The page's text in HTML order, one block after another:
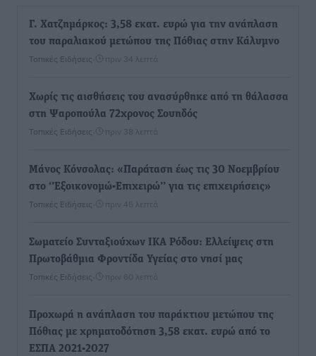
Γ. Χατζημάρκος: 3,58 εκατ. ευρώ για την ανάπλαση
του παραλιακού μετώπου της Πόθιας στην Κάλυμνο
Τοπικές Ειδήσεις πριν 34 λεπτά
Χωρίς τις αισθήσεις του ανασύρθηκε από τη θάλασσα
στη Ψαροπούλα 72χρονος Σουηδός
Τοπικές Ειδήσεις πριν 38 λεπτά
Μάνος Κόνσολας: «Παράταση έως τις 30 Νοεμβρίου
στο ‘’Εξοικονομώ-Επιχειρώ’’ για τις επιχειρήσεις»
Τοπικές Ειδήσεις πριν 45 λεπτά
Σωματείο Συνταξιούχων ΙΚΑ Ρόδου: Ελλείψεις στη
Πρωτοβάθμια Φροντίδα Υγείας στο νησί μας
Τοπικές Ειδήσεις πριν 60 λεπτά
Προχωρά η ανάπλαση του παράκτιου μετώπου της
Πόθιας με χρηματοδότηση 3,58 εκατ. ευρώ από το
ΕΣΠΑ 2021-2027